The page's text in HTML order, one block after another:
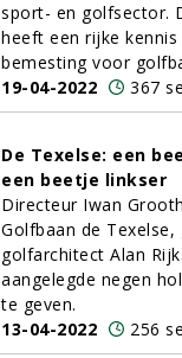
sport- en golfsector.
heeft een rijke
bemesting voor
19-04-2022
367
De Texelse: een
een beetje linkser
Directeur Iwan
Golfbaan de
golfarchitect Alan
aangelegde negen
te geven.
13-04-2022
256